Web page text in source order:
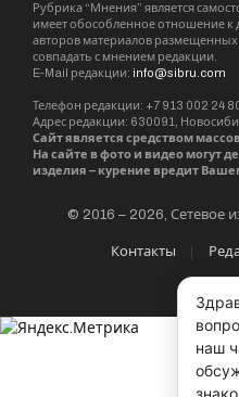
Рубрика “Мнения” является
имеет обособленное отношение к
авторов материалов
совпадать с мнением редакции.
E-Mail редакции: info@sibru.com
Телефон редакции: +7 913 002 24
Адрес редакции: 630091,
Сайт является средством
На сайте в фото и видео могут
изделия – курение вредит
© 2016 – 2026, Сетевое
Контакты
наш